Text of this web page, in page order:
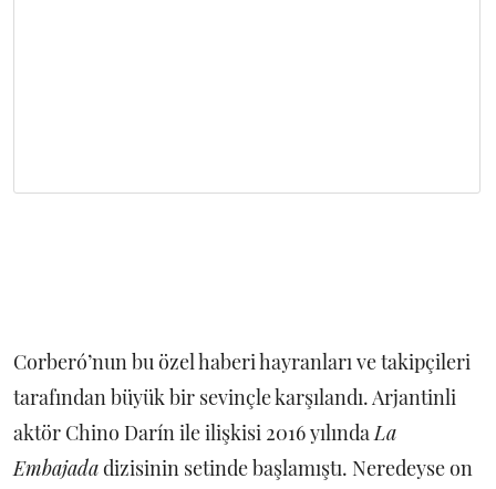
Corberó’nun bu özel haberi hayranları ve takipçileri
tarafından büyük bir sevinçle karşılandı. Arjantinli
aktör Chino Darín ile ilişkisi 2016 yılındaLa
Embajadadizisinin setinde başlamıştı. Neredeyse on